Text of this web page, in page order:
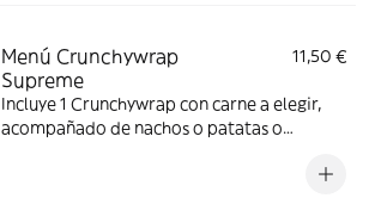
Menú Crunchywrap
Supreme
11,50 €
Incluye 1 Crunchywrap con carne a elegir,
acompañado de nachos o patatas o